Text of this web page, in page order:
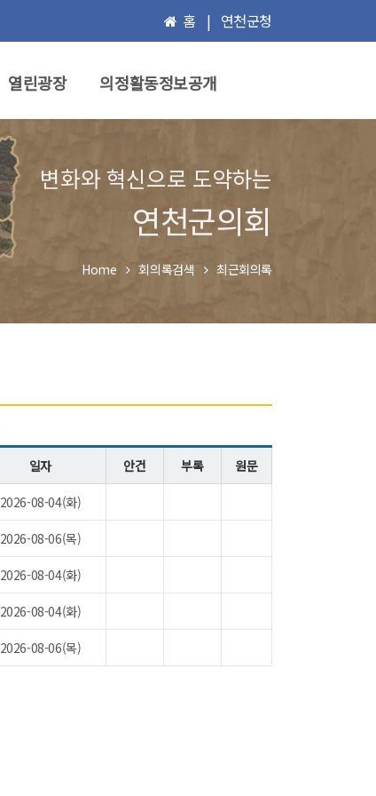
홈 | 연천군청
열린광장 의정활동정보공개
변화와 혁신으로 도약하는
연천군의회
Home 회의록검색 최근회의록
일자 안건 부록 원문
2026-08-04(화)
2026-08-06(목)
2026-08-04(화)
2026-08-04(화)
2026-08-06(목)